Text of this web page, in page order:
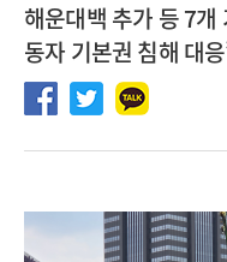
해운대백 추가 등 7
동자 기본권 침해 대